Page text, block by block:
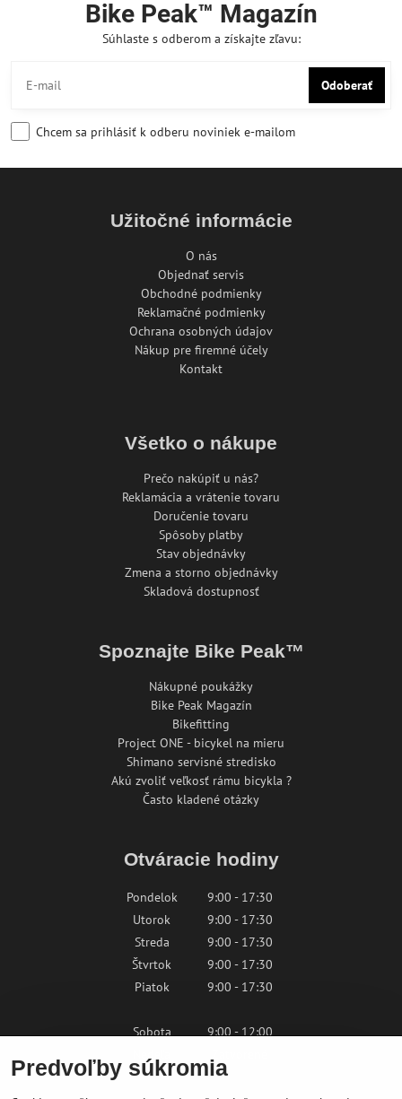
Bike Peak™ Magazín
Súhlaste s odberom a získajte zľavu:
Odoberať
Chcem sa prihlásiť k odberu noviniek e-mailom
Užitočné informácie
O nás
Objednať servis
Obchodné podmienky
Reklamačné podmienky
Ochrana osobných údajov
Nákup pre firemné účely
Kontakt
Všetko o nákupe
Prečo nakúpiť u nás?
Reklamácia a vrátenie tovaru
Doručenie tovaru
Spôsoby platby
Stav objednávky
Zmena a storno objednávky
Skladová dostupnosť
Spoznajte Bike Peak™
Nákupné poukážky
Bike Peak Magazín
Bikefitting
Project ONE - bicykel na mieru
Shimano servisné stredisko
Akú zvoliť veľkosť rámu bicykla ?
Často kladené otázky
Otváracie hodiny
Pondelok
9:00 - 17:30
Utorok
9:00 - 17:30
Streda
9:00 - 17:30
Štvrtok
9:00 - 17:30
Piatok
9:00 - 17:30
Sobota
9:00 - 12:00
Predvoľby súkromia